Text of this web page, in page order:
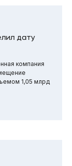
дату
компания
1,05 млрд